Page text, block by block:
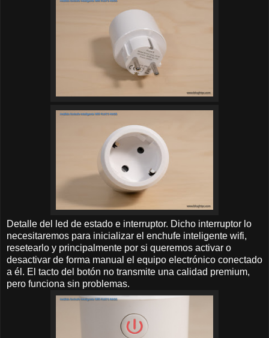
Detalle del led de estado e interruptor. Dicho interruptor lo
necesitaremos para inicializar el enchufe inteligente wifi,
resetearlo y principalmente por si queremos activar o
desactivar de forma manual el equipo electrónico conectado
a él. El tacto del botón no transmite una calidad premium,
pero funciona sin problemas.